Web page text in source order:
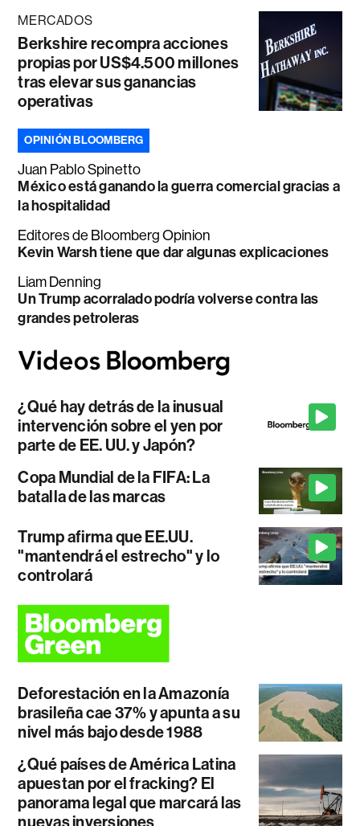
MERCADOS
Berkshire recompra acciones
propias por US$4.500 millones
tras elevar sus ganancias
operativas
OPINIÓN BLOOMBERG
Juan Pablo Spinetto
México está ganando la guerra comercial gracias a
la hospitalidad
Editores de Bloomberg Opinion
Kevin Warsh tiene que dar algunas explicaciones
Liam Denning
Un Trump acorralado podría volverse contra las
grandes petroleras
¿Qué hay detrás de la inusual
intervención sobre el yen por
parte de EE. UU. y Japón?
Copa Mundial de la FIFA: La
batalla de las marcas
Trump afirma que EE.UU.
"mantendrá el estrecho" y lo
controlará
Deforestación en la Amazonía
brasileña cae 37% y apunta a su
nivel más bajo desde 1988
¿Qué países de América Latina
apuestan por el fracking? El
panorama legal que marcará las
nuevas inversiones